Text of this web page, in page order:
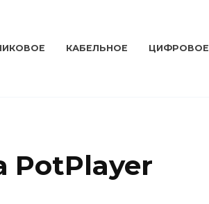
КАБЕЛЬНОЕ ЦИФРОВОЕ
PotPlayer